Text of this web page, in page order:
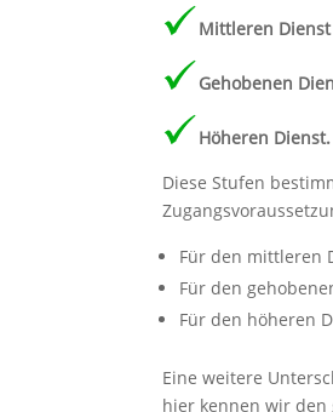
Mittleren Dienst
Gehobenen
Höheren Dienst.
Diese Stufen
Für den mittleren
Für den
Für den höheren
Eine weitere
hier kennen wir den